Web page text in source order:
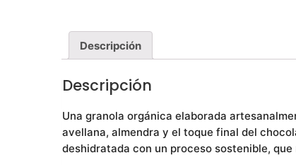
Descripción
Descripción
Una granola orgánica elaborada
avellana, almendra y el toque final del
deshidratada con un proceso sostenible,